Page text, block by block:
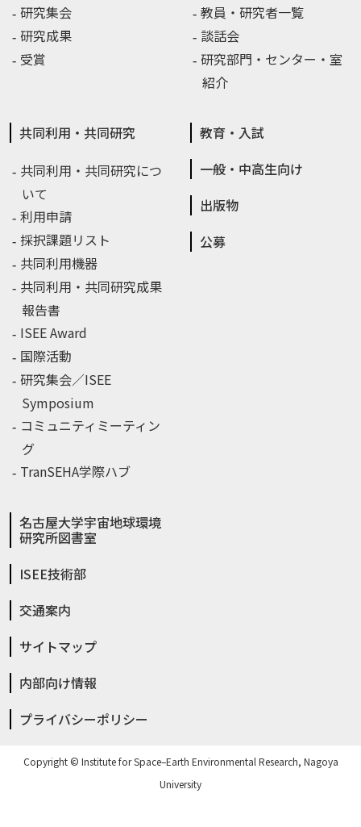
研究集会
研究成果
受賞
教員・研究者一覧
談話会
研究部門・センター・室
紹介
共同利用・共同研究
共同利用・共同研究につ
いて
利用申請
採択課題リスト
共同利用機器
共同利用・共同研究成果
報告書
ISEE Award
国際活動
研究集会／ISEE
Symposium
コミュニティミーティン
グ
TranSEHA学際ハブ
教育・入試
一般・中高生向け
出版物
公募
名古屋大学宇宙地球環境
研究所図書室
ISEE技術部
交通案内
サイトマップ
内部向け情報
プライバシーポリシー
Copyright © Institute for Space–Earth Environmental Research, Nagoya
University